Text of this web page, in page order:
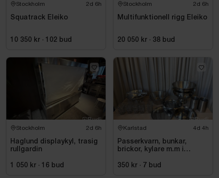
Stockholm 2d 6h
Squatrack Eleiko
10 350 kr · 102 bud
Stockholm 2d 6h
Multifunktionell rigg Eleiko
20 050 kr · 38 bud
Stockholm 2d 6h
Haglund displaykyl, trasig
rullgardin
1 050 kr · 16 bud
Karlstad 4d 4h
Passerkvarn, bunkar,
brickor, kylare m.m i
350 kr · 7 bud